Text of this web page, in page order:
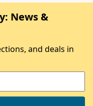
News &
and deals in